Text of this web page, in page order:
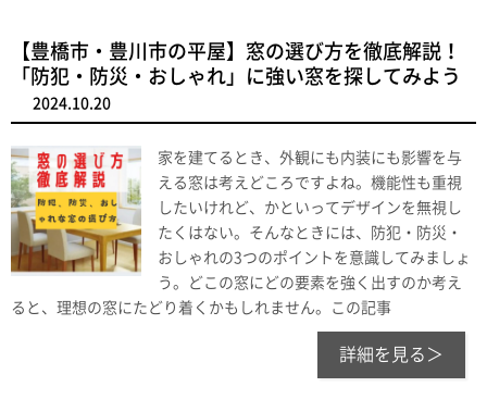
【豊橋市・豊川市の平屋】窓の選び方を徹底解説！
「防犯・防災・おしゃれ」に強い窓を探してみよう
2024.10.20
家を建てるとき、外観にも内装にも影響を与
える窓は考えどころですよね。機能性も重視
したいけれど、かといってデザインを無視し
たくはない。そんなときには、防犯・防災・
おしゃれの3つのポイントを意識してみましょ
う。どこの窓にどの要素を強く出すのか考え
ると、理想の窓にたどり着くかもしれません。この記事
詳細を見る＞